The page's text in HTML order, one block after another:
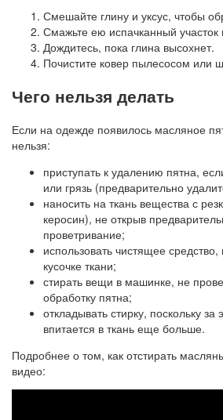
Смешайте глину и уксус, чтобы
Смажьте ею испачканный участок
Дождитесь, пока глина высохнет.
Почистите ковер пылесосом или
Чего нельзя делать
Если на одежде появилось масляное
нельзя:
приступать к удалению пятна,
или грязь (предварительно
наносить на ткань вещества с
керосин), не открыв
проветривание;
использовать чистящее
кусочке ткани;
стирать вещи в машинке, не
обработку пятна;
откладывать стирку, поскольку за
впитается в ткань еще больше.
Подробнее о том, как отстирать
видео: